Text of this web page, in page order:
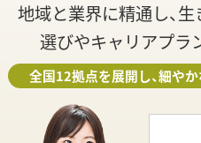
地域と業界に精通し、
選びやキャリアプラ
全国12拠点を展開し、細や